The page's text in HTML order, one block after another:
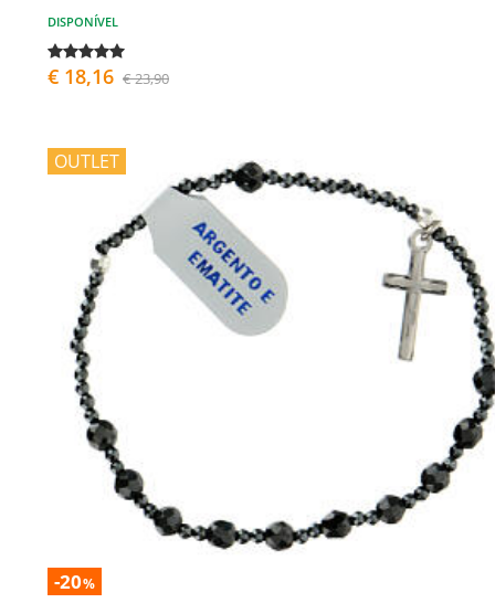
DISPONÍVEL
€ 18,16 € 23,90
OUTLET
-20%